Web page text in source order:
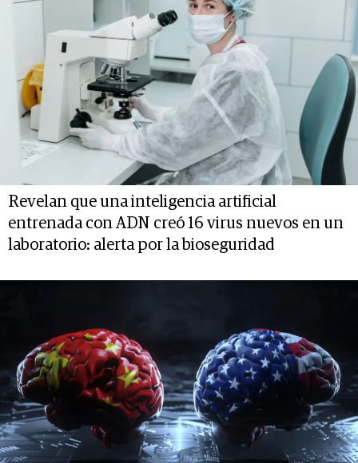
Revelan que una inteligencia artificial
entrenada con ADN creó 16 virus nuevos en un
laboratorio: alerta por la bioseguridad